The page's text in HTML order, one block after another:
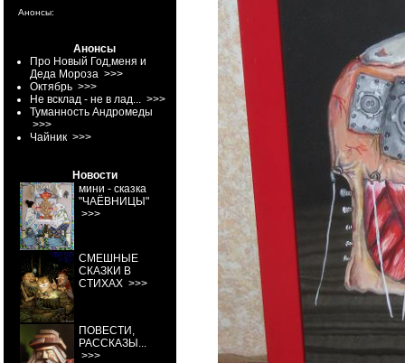
Анонсы:
Анонсы
Про Новый Год,меня и
Деда Мороза >>>
Октябрь >>>
Не всклад - не в лад... >>>
Туманность Андромеды
>>>
Чайник >>>
Новости
мини - сказка
"ЧАЁВНИЦЫ"
>>>
СМЕШНЫЕ
СКАЗКИ В
СТИХАХ >>>
ПОВЕСТИ,
РАССКАЗЫ...
>>>